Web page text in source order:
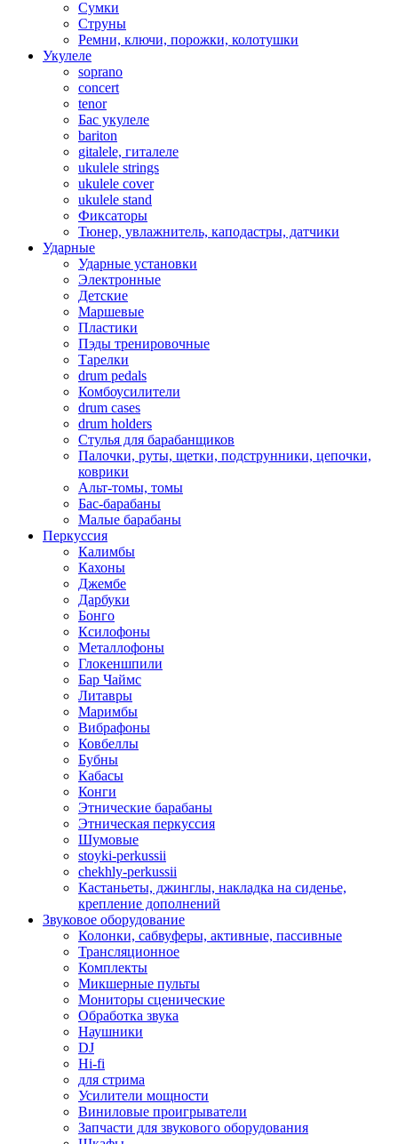
Сумки
Струны
Ремни, ключи, порожки, колотушки
Укулеле
soprano
concert
tenor
Бас укулеле
bariton
gitalele, гиталеле
ukulele strings
ukulele cover
ukulele stand
Фиксаторы
Тюнер, увлажнитель, каподастры, датчики
Ударные
Ударные установки
Электронные
Детские
Маршевые
Пластики
Пэды тренировочные
Тарелки
drum pedals
Комбоусилители
drum cases
drum holders
Стулья для барабанщиков
Палочки, руты, щетки, подструнники, цепочки,
коврики
Альт-томы, томы
Бас-барабаны
Малые барабаны
Перкуссия
Калимбы
Кахоны
Джембе
Дарбуки
Бонго
Ксилофоны
Металлофоны
Глокеншпили
Бар Чаймс
Литавры
Маримбы
Вибрафоны
Ковбеллы
Бубны
Кабасы
Конги
Этнические барабаны
Этническая перкуссия
Шумовые
stoyki-perkussii
chekhly-perkussii
Кастаньеты, джинглы, накладка на сиденье,
крепление дополнений
Звуковое оборудование
Колонки, сабвуферы, активные, пассивные
Трансляционное
Комплекты
Микшерные пульты
Мониторы сценические
Обработка звука
Наушники
DJ
Hi-fi
для стрима
Усилители мощности
Виниловые проигрыватели
Запчасти для звукового оборудования